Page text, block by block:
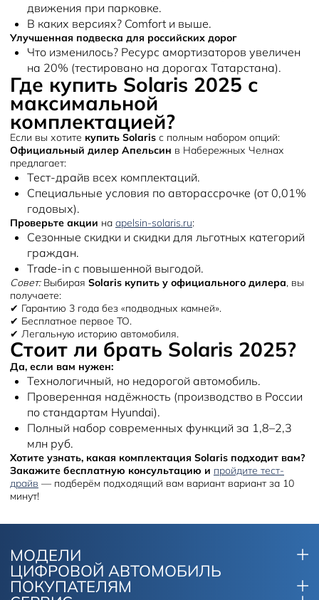
движения при парковке.
В каких версиях? Comfort и выше.
Улучшенная подвеска для российских дорог
Что изменилось? Ресурс амортизаторов увеличен
на 20% (тестировано на дорогах Татарстана).
Где купить Solaris 2025 с
максимальной
комплектацией?
Если вы хотите купить Solaris с полным набором опций:
Официальный дилер Апельсин в Набережных Челнах
предлагает:
Тест-драйв всех комплектаций.
Специальные условия по авторассрочке (от 0,01%
годовых).
Проверьте акции на apelsin-solaris.ru:
Сезонные скидки и скидки для льготных категорий
граждан.
Trade-in с повышенной выгодой.
Совет:Выбирая Solaris купить у официального дилера, вы
получаете:
✔ Гарантию 3 года без «подводных камней».
✔ Бесплатное первое ТО.
✔ Легальную историю автомобиля.
Стоит ли брать Solaris 2025?
Да, если вам нужен:
Технологичный, но недорогой автомобиль.
Проверенная надёжность (производство в России
по стандартам Hyundai).
Полный набор современных функций за 1,8–2,3
млн руб.
Закажите бесплатную консультацию и пройдите тест-
драйв — подберём подходящий вам вариант вариант за 10
минут!
МОДЕЛИ
ЦИФРОВОЙ АВТОМОБИЛЬ
ПОКУПАТЕЛЯМ